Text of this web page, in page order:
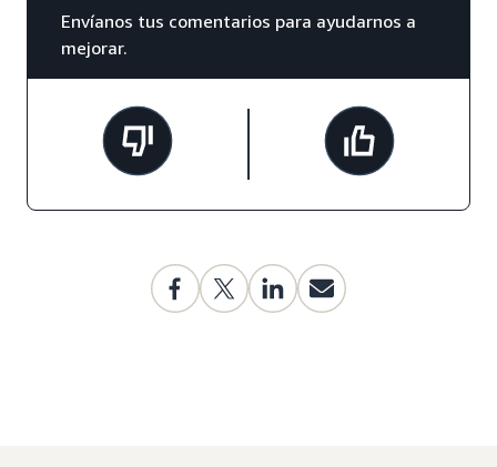
Envíanos tus comentarios para ayudarnos a
mejorar.